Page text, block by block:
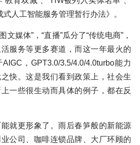
人工智能服务管理暂行办法》。
文媒体”，“直播”瓜分了“传统电商”，
服务等更多赛道，而这一年最火的
，GPT3.0/3.5/4.0/4.0turbo能力
快。这是我们看到政策上，社会生
一些很生动而具体的例子，都在反
就更形象了。雨后春笋般的新能源
公司、咖啡连锁品牌、大厂环顾的